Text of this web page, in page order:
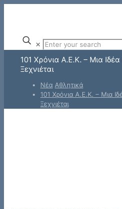
✕
101 Χρόνια Α.Ε.Κ. – Μια
Ξεχνιέται
Νέα Αθλητικά
101 Χρόνια Α.Ε.Κ. – Μια
Ξεχνιέται